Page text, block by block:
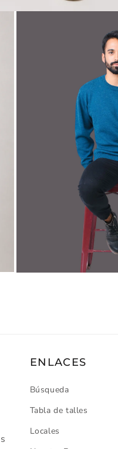
ENLACES
Búsqueda
Tabla de talles
Locales